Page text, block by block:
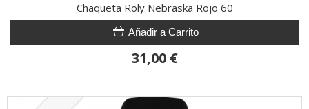
Chaqueta Roly Nebraska Rojo 60
Añadir a Carrito
31,00 €